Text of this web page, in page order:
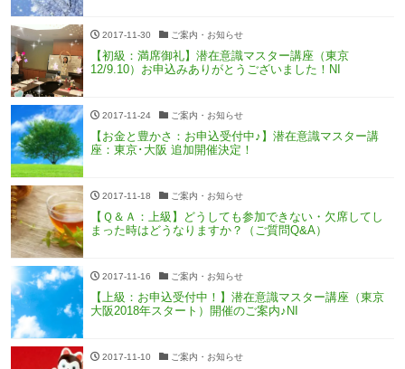
2017-11-30 ご案内・お知らせ
【初級：満席御礼】潜在意識マスター講座（東京
12/9.10）お申込みありがとうございました！NI
2017-11-24 ご案内・お知らせ
【お金と豊かさ：お申込受付中♪】潜在意識マスター講
座：東京･大阪 追加開催決定！
2017-11-18 ご案内・お知らせ
【Ｑ＆Ａ：上級】どうしても参加できない・欠席してし
まった時はどうなりますか？（ご質問Q&A）
2017-11-16 ご案内・お知らせ
【上級：お申込受付中！】潜在意識マスター講座（東京
大阪2018年スタート）開催のご案内♪NI
2017-11-10 ご案内・お知らせ